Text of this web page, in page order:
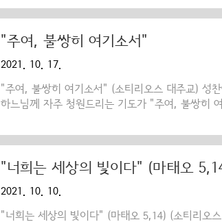
“이는 다 주님 외아들의 은혜와 자비하심으로 인
우신 하느님께서는..."(에페소 2,4) "주께서는 자
리스도를 죽은 자들 가운데서 다시 살리심으로써..
"주여, 불쌍히 여기소서"
2021. 10. 17.
"주여, 불쌍히 여기소서" (소티리오스 대주교) 성
하느님께 자주 청원드리는 기도가 "주여, 불쌍히
소서"라고 응답합니다. 예배 내용에 따라 '주여,
요? '자비'라는 단어를 동사로 사용했습니다. 이것
움직이도록 동기 부여를 합니다. 자비는 거룩한 복
"너희는 세상의 빛이다" (마태오
2021. 10. 10.
"너희는 세상의 빛이다" (마태오 5,14) (소티리오